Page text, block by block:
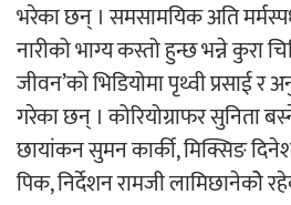
‘दुर्गा’ निर्माण गर्दै
भरेका छन् । समसामयिक अति
नारीको भाग्य कस्तो हुन्छ भन्ने कुरा
जीवन’को भिडियोमा पृथ्वी प्रसाई
गरेका छन् । कोरियोग्राफर सुनिता
छायांकन सुमन कार्की, मिक्सिङ
पिक, निर्देशन रामजी लामिछानेकोे